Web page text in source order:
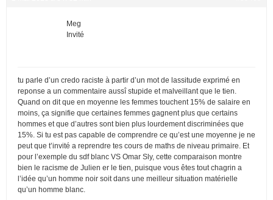
Meg
Invité
tu parle d’un credo raciste à partir d’un mot de lassitude exprimé en
reponse a un commentaire aussî stupide et malveillant que le tien.
Quand on dit que en moyenne les femmes touchent 15% de salaire en
moins, ça signifie que certaines femmes gagnent plus que certains
hommes et que d’autres sont bien plus lourdement discriminées que
15%. Si tu est pas capable de comprendre ce qu’est une moyenne je ne
peut que t’invité a reprendre tes cours de maths de niveau primaire. Et
pour l’exemple du sdf blanc VS Omar Sly, cette comparaison montre
bien le racisme de Julien er le tien, puisque vous êtes tout chagrin a
l’idée qu’un homme noir soit dans une meilleur situation matérielle
qu’un homme blanc.